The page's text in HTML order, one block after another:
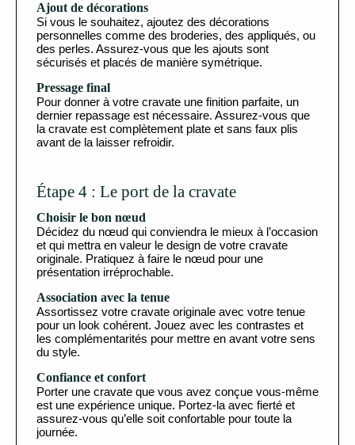
Ajout de décorations
Si vous le souhaitez, ajoutez des décorations
personnelles comme des broderies, des appliqués, ou
des perles. Assurez-vous que les ajouts sont
sécurisés et placés de manière symétrique.
Pressage final
Pour donner à votre cravate une finition parfaite, un
dernier repassage est nécessaire. Assurez-vous que
la cravate est complètement plate et sans faux plis
avant de la laisser refroidir.
Étape 4 : Le port de la cravate
Choisir le bon nœud
Décidez du nœud qui conviendra le mieux à l’occasion
et qui mettra en valeur le design de votre cravate
originale. Pratiquez à faire le nœud pour une
présentation irréprochable.
Association avec la tenue
Assortissez votre cravate originale avec votre tenue
pour un look cohérent. Jouez avec les contrastes et
les complémentarités pour mettre en avant votre sens
du style.
Confiance et confort
Porter une cravate que vous avez conçue vous-même
est une expérience unique. Portez-la avec fierté et
assurez-vous qu’elle soit confortable pour toute la
journée.